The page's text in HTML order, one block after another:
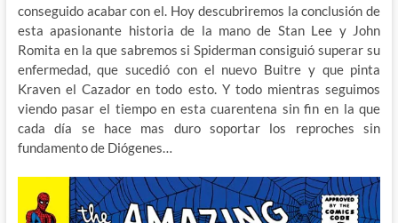
conseguido acabar con el. Hoy descubriremos la conclusión de
esta apasionante historia de la mano de Stan Lee y John
Romita en la que sabremos si Spiderman consiguió superar su
enfermedad, que sucedió con el nuevo Buitre y que pinta
Kraven el Cazador en todo esto. Y todo mientras seguimos
viendo pasar el tiempo en esta cuarentena sin fin en la que
cada día se hace mas duro soportar los reproches sin
fundamento de Diógenes…